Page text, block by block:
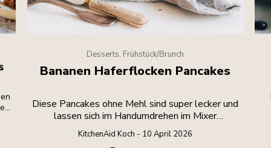
Desserts, Frühstück/Brunch
Bananen Haferflocken Pancakes
Diese Pancakes ohne Mehl sind super lecker und
lassen sich im Handumdrehen im Mixer
zubereiten.
KitchenAid Koch - 10 April 2026